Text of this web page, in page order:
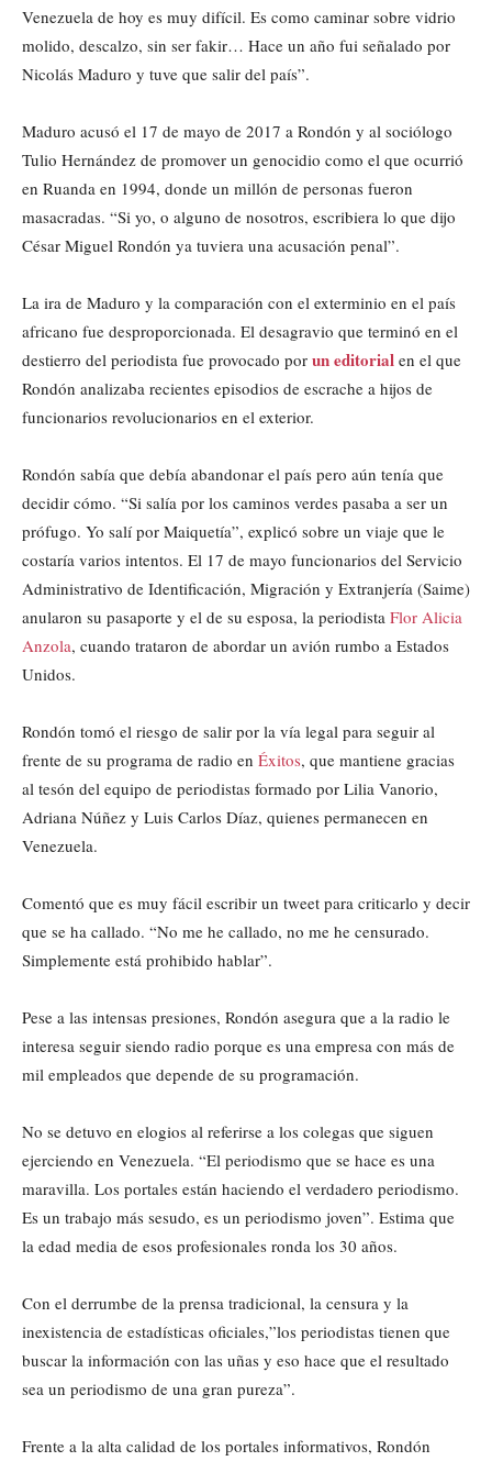
Venezuela de hoy es muy difícil. Es como caminar sobre vidrio
molido, descalzo, sin ser fakir… Hace un año fui señalado por
Nicolás Maduro y tuve que salir del país”.
Maduro acusó el 17 de mayo de 2017 a Rondón y al sociólogo
Tulio Hernández de promover un genocidio como el que ocurrió
en Ruanda en 1994, donde un millón de personas fueron
masacradas. “Si yo, o alguno de nosotros, escribiera lo que dijo
César Miguel Rondón ya tuviera una acusación penal”.
La ira de Maduro y la comparación con el exterminio en el país
africano fue desproporcionada. El desagravio que terminó en el
destierro del periodista fue provocado por un editorial en el que
Rondón analizaba recientes episodios de escrache a hijos de
funcionarios revolucionarios en el exterior.
Rondón sabía que debía abandonar el país pero aún tenía que
decidir cómo. “Si salía por los caminos verdes pasaba a ser un
prófugo. Yo salí por Maiquetía”, explicó sobre un viaje que le
costaría varios intentos. El 17 de mayo funcionarios del Servicio
Administrativo de Identificación, Migración y Extranjería (Saime)
anularon su pasaporte y el de su esposa, la periodista Flor Alicia
Anzola, cuando trataron de abordar un avión rumbo a Estados
Unidos.
Rondón tomó el riesgo de salir por la vía legal para seguir al
frente de su programa de radio en Éxitos, que mantiene gracias
al tesón del equipo de periodistas formado por Lilia Vanorio,
Adriana Núñez y Luis Carlos Díaz, quienes permanecen en
Venezuela.
Comentó que es muy fácil escribir un tweet para criticarlo y decir
que se ha callado. “No me he callado, no me he censurado.
Simplemente está prohibido hablar”.
Pese a las intensas presiones, Rondón asegura que a la radio le
interesa seguir siendo radio porque es una empresa con más de
mil empleados que depende de su programación.
No se detuvo en elogios al referirse a los colegas que siguen
ejerciendo en Venezuela. “El periodismo que se hace es una
maravilla. Los portales están haciendo el verdadero periodismo.
Es un trabajo más sesudo, es un periodismo joven”. Estima que
la edad media de esos profesionales ronda los 30 años.
Con el derrumbe de la prensa tradicional, la censura y la
inexistencia de estadísticas oficiales,”los periodistas tienen que
buscar la información con las uñas y eso hace que el resultado
sea un periodismo de una gran pureza”.
Frente a la alta calidad de los portales informativos, Rondón